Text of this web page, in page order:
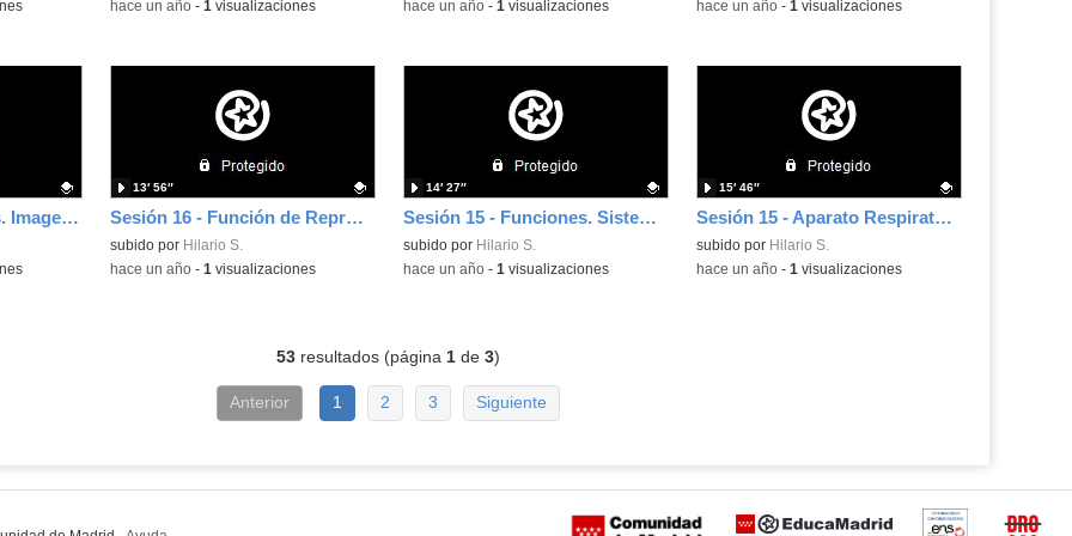
-hace un año- 1 visualizaciones -hace un año- 1 visualizaciones -hace un año- 1 visualizaciones
Sesión 16 - Funciones. Imagen de una función y Propiedades de las funciones - 18 de feb Sesión 16 - Función de Reproducción y Relación. Órganos de los sentidos - 13 de feb
Contenido educativo.
subido por Hilario S.
13′ 56″
-hace un año- 1 visualizaciones
Sesión 15 - Funciones. Sistema de coordenadas. Definición - 11 de feb
Contenido educativo.
subido por Hilario S.
14′ 27″
-hace un año- 1 visualizaciones
Sesión 15 - Aparato Respiratorio, Circulatorio y Excretor - 6 de feb
Contenido educativo.
subido por Hilario S.
15′ 46″
-hace un año- 1 visualizaciones
53resultados (página 1de 3)
Anterior 1 2 3 Siguiente